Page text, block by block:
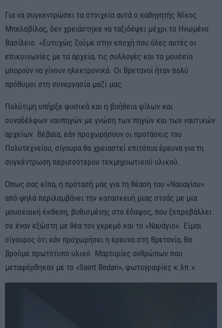
Για να συγκεντρώσει τα στοιχεία αυτά ο καθηγητής Νίκος
Μπελαβίλας, δεν χρειάστηκε να ταξιδέψει μέχρι το Ηνωμένο
Βασίλειο. «Ευτυχώς ζούμε στην εποχή που όλες αυτές οι
επικοινωνίες με τα αρχεία, τις συλλογές και τα μουσεία
μπορούν να γίνουν ηλεκτρονικά. Οι Βρετανοί ήταν πολύ
πρόθυμοι στη συνεργασία μαζί μας.
Πολύτιμη υπήρξε φυσικά και η βοήθεια φίλων και
συναδέλφων ναυπηγών με γνώση των πηγών και των ναυτικών
αρχείων. Βέβαια, εάν προχωρήσουν οι προτάσεις του
Πολυτεχνείου, σίγουρα θα χρειαστεί επιτόπια έρευνα για τη
συγκέντρωση περισσότερου τεκμηριωτικού υλικού.
Οπως σας είπα, η πρότασή μας για τη θέαση του «Ναυαγίου»
από ψηλά περιλαμβάνει την κατασκευή μιας στοάς με μια
μουσειακή έκθεση, βυθισμένης στο έδαφος, που ξεπροβάλλει
σε έναν εξώστη με θέα τον γκρεμό και το «Nαυάγιο». Είμαι
σίγουρος ότι εάν προχωρήσει η έρευνα στη Βρετανία, θα
βρούμε πρωτότυπο υλικό. Μαρτυρίες ανθρώπων που
μεταφέρθηκαν με το «Saint Bedan», φωτογραφίες κ.λπ.».